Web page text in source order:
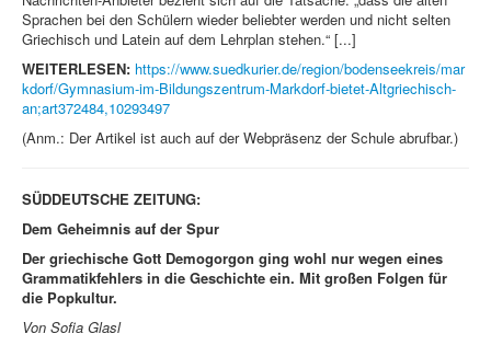
Sprachen bei den Schülern wieder beliebter werden und nicht selten
Griechisch und Latein auf dem Lehrplan stehen.“ [...]
WEITERLESEN: https://www.suedkurier.de/region/bodenseekreis/mar
kdorf/Gymnasium-im-Bildungszentrum-Markdorf-bietet-Altgriechisch-
an;art372484,10293497
(Anm.: Der Artikel ist auch auf der Webpräsenz der Schule abrufbar.)
SÜDDEUTSCHE ZEITUNG:
Dem Geheimnis auf der Spur
Der griechische Gott Demogorgon ging wohl nur wegen eines
Grammatikfehlers in die Geschichte ein. Mit großen Folgen für
die Popkultur.
Von Sofia Glasl